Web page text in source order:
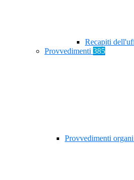
Recapiti
Provvedimenti 385
Provvedimenti